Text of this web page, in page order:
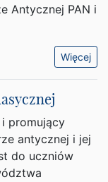
Antycznej PAN i
Więcej
promujący
antycznej i jej
do uczniów